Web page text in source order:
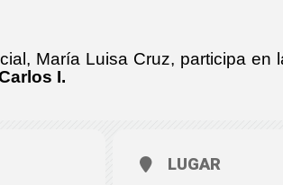
María Luisa Cruz, participa en
I.
LUGAR